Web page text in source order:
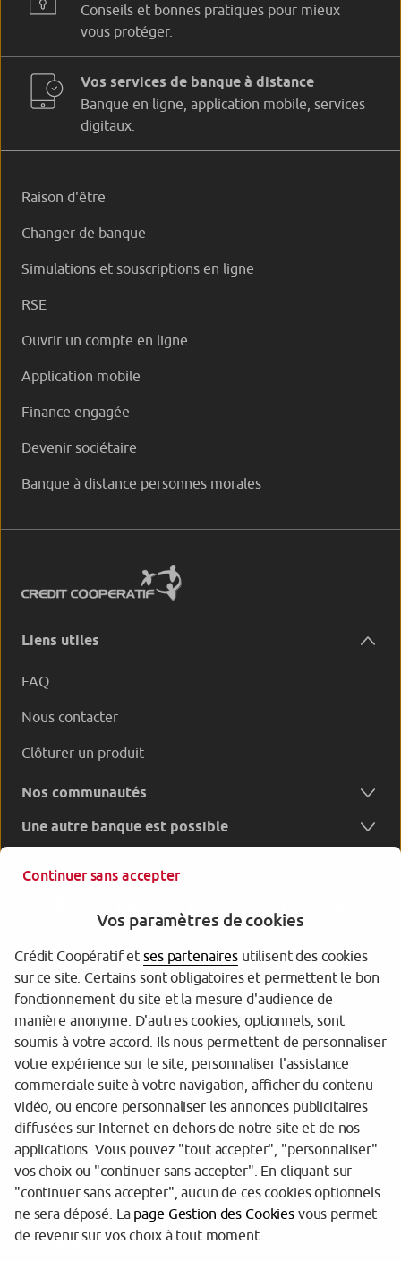
Conseils et bonnes pratiques pour mieux
vous protéger.
Vos services de banque à distance
Banque en ligne, application mobile, services
digitaux.
Raison d'être
Changer de banque
Simulations et souscriptions en ligne
RSE
Ouvrir un compte en ligne
Application mobile
Finance engagée
Devenir sociétaire
Banque à distance personnes morales
Liens utiles
FAQ
Nous contacter
Clôturer un produit
Nos communautés
Une autre banque est possible
Garantie des dépôts
Protection des données personnelles
Gestion des cookies
Sécurité
Tarifs
Mentions légales
Réglementation
Accessibilité (partiellement conforme)
Continuer sans accepter
Vos paramètres de cookies
Crédit Coopératif etses partenairesutilisent des cookies
sur ce site. Certains sont obligatoires et permettent le bon
fonctionnement du site et la mesure d'audience de
manière anonyme. D'autres cookies, optionnels, sont
soumis à votre accord. Ils nous permettent de personnaliser
votre expérience sur le site, personnaliser l'assistance
commerciale suite à votre navigation, afficher du contenu
vidéo, ou encore personnaliser les annonces publicitaires
diffusées sur Internet en dehors de notre site et de nos
applications. Vous pouvez "tout accepter", "personnaliser"
vos choix ou "continuer sans accepter". En cliquant sur
"continuer sans accepter", aucun de ces cookies optionnels
ne sera déposé. La page Gestion des Cookiesvous permet
de revenir sur vos choix à tout moment.